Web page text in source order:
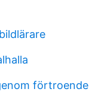
förtroende